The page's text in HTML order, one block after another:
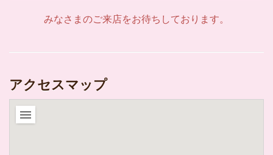
みなさまのご来店をお待ちしております。
アクセスマップ